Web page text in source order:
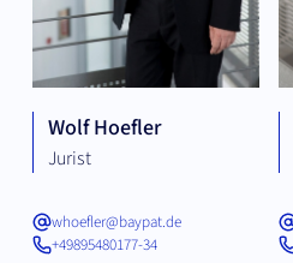
Wolf Hoefler
Jurist
whoefler@baypat.de
+49895480177-34